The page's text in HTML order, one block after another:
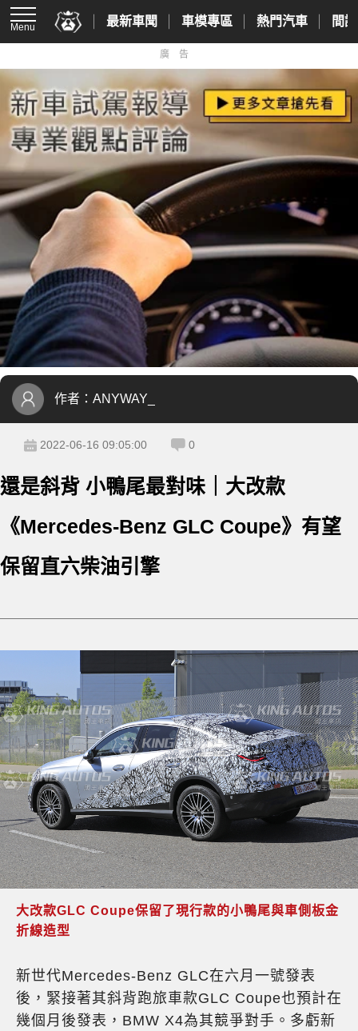
Menu 最新車聞 車模專區 熱門汽車 間
廣告
作者： ANYWAY_
2022-06-16 09:05:00 0
還是斜背 小鴨尾最對味｜大改款
《Mercedes-Benz GLC Coupe》有望
保留直六柴油引擎
大改款GLC Coupe保留了現行款的小鴨尾與車側板金
折線造型
新世代Mercedes-Benz GLC在六月一號發表
後，緊接著其斜背跑旅車款GLC Coupe也預計在
幾個月後發表，BMW X4為其競爭對手。多虧新